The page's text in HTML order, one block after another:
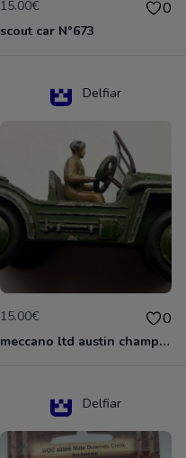
15.00€ 0
scout car N°673
Delfiar
15.00€ 0
meccano ltd austin champ N°674
Delfiar